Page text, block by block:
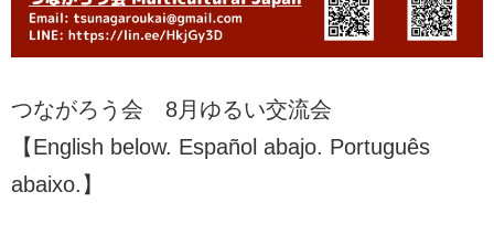
つながろう会 8月ゆるい交流会
【English below. Español abajo. Português
abaixo.】